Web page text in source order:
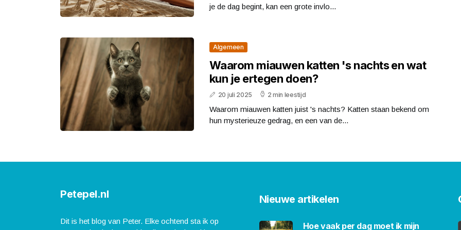
je de dag begint, kan een grote invlo...
Algemeen
Waarom miauwen katten 's nachts en wat
kun je ertegen doen?
20 juli 2025 2 min leestijd
Waarom miauwen katten juist 's nachts? Katten staan bekend om
hun mysterieuze gedrag, en een van de...
Petepel.nl
Dit is het blog van Peter. Elke ochtend sta ik op
Nieuwe artikelen
Hoe vaak per dag moet ik mijn